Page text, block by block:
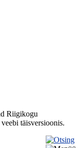
Riigikogu
täisversioonis.